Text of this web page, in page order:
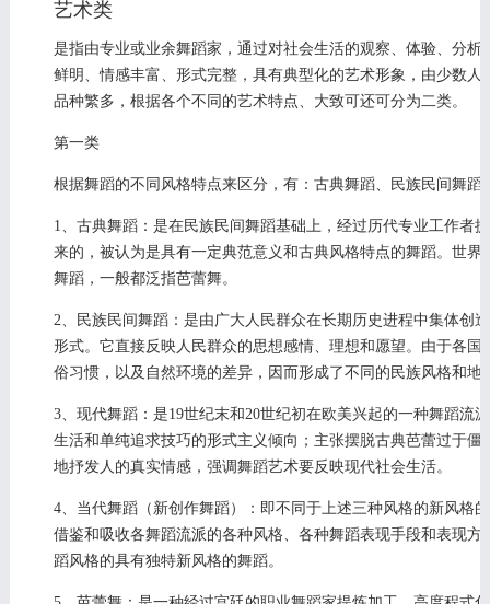
艺术类
是指由专业或业余舞蹈家，通过对社会生活的观察、体验、分
鲜明、情感丰富、形式完整，具有典型化的艺术形象，由少数
品种繁多，根据各个不同的艺术特点、大致可还可分为二类。
第一类
根据舞蹈的不同风格特点来区分，有：古典舞蹈、民族民间舞
1、古典舞蹈：是在民族民间舞蹈基础上，经过历代专业工作者
来的，被认为是具有一定典范意义和古典风格特点的舞蹈。世
舞蹈，一般都泛指芭蕾舞。
2、民族民间舞蹈：是由广大人民群众在长期历史进程中集体创
形式。它直接反映人民群众的思想感情、理想和愿望。由于各
俗习惯，以及自然环境的差异，因而形成了不同的民族风格和地
3、现代舞蹈：是19世纪末和20世纪初在欧美兴起的一种舞蹈流
生活和单纯追求技巧的形式主义倾向；主张摆脱古典芭蕾过于
地抒发人的真实情感，强调舞蹈艺术要反映现代社会生活。
4、当代舞蹈（新创作舞蹈）：即不同于上述三种风格的新风格
借鉴和吸收各舞蹈流派的各种风格、各种舞蹈表现手段和表现
蹈风格的具有独特新风格的舞蹈。